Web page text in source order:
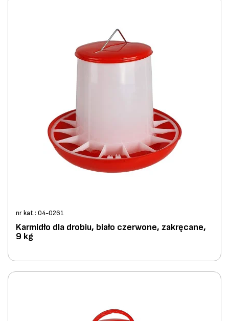
nr kat.: 04-0261
Karmidło dla drobiu, biało czerwone, zakręcane,
9 kg